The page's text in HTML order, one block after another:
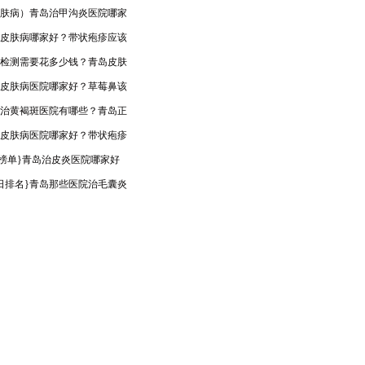
病）青岛治甲沟炎医院哪家
肤病哪家好？带状疱疹应该
测需要花多少钱？青岛皮肤
肤病医院哪家好？草莓鼻该
黄褐斑医院有哪些？青岛正
肤病医院哪家好？带状疱疹
单}青岛治皮炎医院哪家好
排名}青岛那些医院治毛囊炎